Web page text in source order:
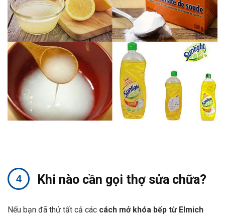
Khi nào cần gọi thợ sửa chữa?
Nếu bạn đã thử tất cả các cách mở khóa bếp từ Elmich